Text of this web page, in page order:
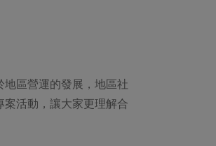
區營運的發展，地區社
活動，讓大家更理解合